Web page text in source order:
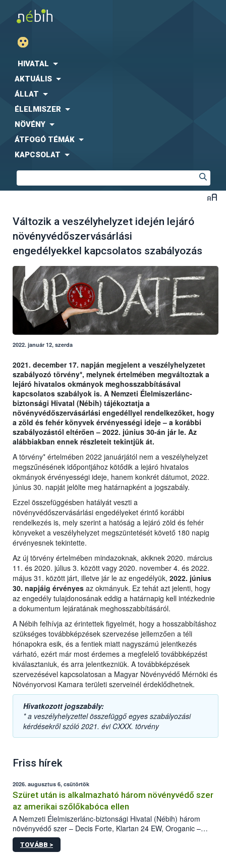
HIVATAL
AKTUÁLIS
ÁLLAT
ÉLELMISZER
NÖVÉNY
ÁTFOGÓ TÉMÁK
KAPCSOLAT
Változik a veszélyhelyzet idején lejáró
növényvédőszervásárlási
engedélyekkel kapcsolatos szabályozás
2022. január 12, szerda
2021. december 17. napján megjelent a veszélyhelyzetet
szabályozó törvény*, melynek értelmében megváltoztak a
lejáró hivatalos okmányok meghosszabbításával
kapcsolatos szabályok is. A Nemzeti Élelmiszerlánc-
biztonsági Hivatal (Nébih) tájékoztatja a
növényvédőszervásárlási engedéllyel rendelkezőket, hogy
a zöld és fehér könyvek érvényességi ideje – a korábbi
szabályozástól eltérően – 2022. június 30-án jár le. Az
alábbiakban ennek részleteit tekintjük át.
A törvény* értelmében 2022 januárjától nem a veszélyhelyzet
megszűnésének időpontjához kötődik a lejáró hivatalos
okmányok érvényességi ideje, hanem konkrét dátumot, 2022.
június 30. napját jelölte meg határnapként a jogszabály.
Ezzel összefüggésben hatályát veszti a
növényvédőszervásárlási engedélyeket érintő korábbi
rendelkezés is, mely szerint a hatóság a lejáró zöld és fehér
könyveket a veszélyhelyzet megszüntetését követő 180 napig
érvényesnek tekintette.
Az új törvény értelmében mindazoknak, akiknek 2020. március
11. és 2020. július 3. között vagy 2020. november 4. és 2022.
május 31. között járt, illetve jár le az engedélyük, 2022. június
30. napjáig érvényes az okmányuk. Ez tehát azt jelenti, hogy
az engedély tulajdonosának eddig a határnapig kell intézkednie
a dokumentum lejáratának meghosszabbításáról.
A Nébih felhívja az érintettek figyelmét, hogy a hosszabbításhoz
szükséges továbbképzések szervezése jellemzően a téli
hónapokra esik, és a fentiek miatt nagyszámú jelentkezés
várható, ezért már most érdemes a megfelelő továbbképzést
kiválasztaniuk, és arra jelentkezniük. A továbbképzések
szervezésével kapcsolatosan a Magyar Növényvédő Mérnöki és
Növényorvosi Kamara területi szerveinél érdeklődhetnek.
Hivatkozott jogszabály:
* a veszélyhelyzettel összefüggő egyes szabályozási
kérdésekről szóló 2021. évi CXXX. törvény
Friss hírek
2026. augusztus 6, csütörtök
Szüret után is alkalmazható három növényvédő szer
az amerikai szőlőkabóca ellen
A Nemzeti Élelmiszerlánc-biztonsági Hivatal (Nébih) három
növényvédő szer – Decis Forte, Klartan 24 EW, Oroganic –
engedélyokiratát módosította, így azok a szüretet követően,
egészen a vesszőérettség (BBCH 91) stádiumáig
TOVÁBB >